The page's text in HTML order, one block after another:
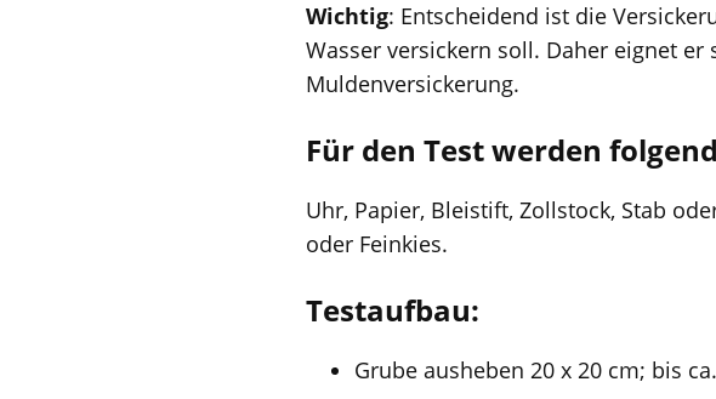
Wichtig: Entscheidend ist die
Wasser versickern soll. Daher eignet
Muldenversickerung.
Für den Test werden
Uhr, Papier, Bleistift, Zollstock, Stab
oder Feinkies.
Testaufbau:
Grube ausheben 20 x 20 cm; bis